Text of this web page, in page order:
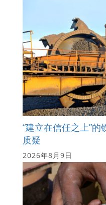
“建立在信任之上”
质疑
2026年8月9日